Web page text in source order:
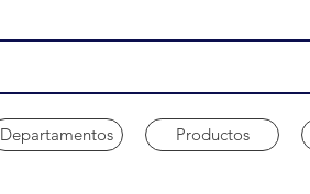
Departamentos Productos